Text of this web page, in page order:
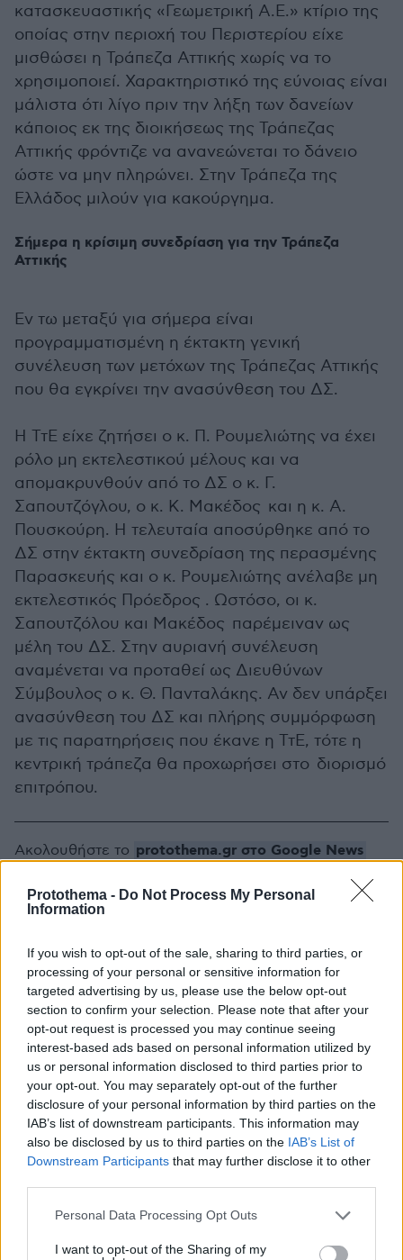
Protothema - Do Not Process My Personal
Information
If you wish to opt-out of the sale, sharing to third parties, or
processing of your personal or sensitive information for
targeted advertising by us, please use the below opt-out
section to confirm your selection. Please note that after your
opt-out request is processed you may continue seeing
interest-based ads based on personal information utilized by
us or personal information disclosed to third parties prior to
your opt-out. You may separately opt-out of the further
disclosure of your personal information by third parties on the
IAB’s list of downstream participants. This information may
also be disclosed by us to third parties on the IAB’s List of
Downstream Participants that may further disclose it to other
Please note that this website/app uses one or more Google
not limited to your visit or usage behaviour. You may click to
Personal Data Processing Opt Outs
I want to opt-out of the Sharing of my
κατασκευαστικής «Γεωμετρική Α.Ε.» κτίριο της
οποίας στην περιοχή του Περιστερίου είχε
μισθώσει η Τράπεζα Αττικής χωρίς να το
χρησιμοποιεί. Χαρακτηριστικό της εύνοιας είναι
μάλιστα ότι λίγο πριν την λήξη των δανείων
κάποιος εκ της διοικήσεως της Τράπεζας
Αττικής φρόντιζε να ανανεώνεται το δάνειο
ώστε να μην πληρώνει. Στην Τράπεζα της
Ελλάδος μιλούν για κακούργημα.
Σήμερα η κρίσιμη συνεδρίαση για την Τράπεζα
Αττικής
Εν τω μεταξύ για σήμερα είναι
προγραμματισμένη η έκτακτη γενική
συνέλευση των μετόχων της Τράπεζας Αττικής
που θα εγκρίνει την ανασύνθεση του ΔΣ.
Η ΤτΕ είχε ζητήσει ο κ. Π. Ρουμελιώτης να έχει
ρόλο μη εκτελεστικού μέλους και να
απομακρυνθούν από το ΔΣ ο κ. Γ.
Σαπουτζόγλου, ο κ. Κ. Μακέδος και η κ. Α.
Πουσκούρη. Η τελευταία αποσύρθηκε από το
ΔΣ στην έκτακτη συνεδρίαση της περασμένης
Παρασκευής και ο κ. Ρουμελιώτης ανέλαβε μη
εκτελεστικός Πρόεδρος . Ωστόσο, οι κ.
Σαπουτζόλου και Μακέδος παρέμειναν ως
μέλη του ΔΣ. Στην αυριανή συνέλευση
αναμένεται να προταθεί ως Διευθύνων
Σύμβουλος ο κ. Θ. Πανταλάκης. Αν δεν υπάρξει
ανασύνθεση του ΔΣ και πλήρης συμμόρφωση
με τις παρατηρήσεις που έκανε η ΤτΕ, τότε η
κεντρική τράπεζα θα προχωρήσει στο διορισμό
επιτρόπου.
Σχετικά Άρθρα
Ακολουθήστε το protothema.gr στο Google News
Δείτε όλες τις τελευταίες
Protothema.gr